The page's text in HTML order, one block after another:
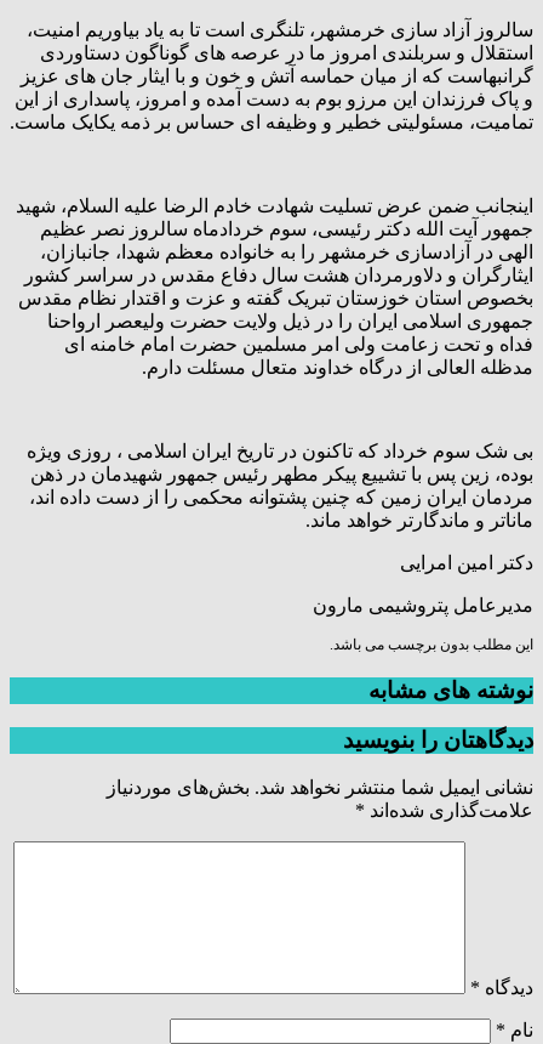
سالروز آزاد سازی خرمشهر، تلنگری است تا به یاد بیاوریم امنیت،
استقلال و سربلندی امروز ما در عرصه های گوناگون دستاوردی
گرانبهاست که از میان حماسه آتش و خون و با ایثار جان های عزیز
و پاک فرزندان این مرزو بوم به دست آمده و امروز، پاسداری از این
تمامیت، مسئولیتی خطیر و وظیفه ای حساس بر ذمه یکایک ماست.
اینجانب ضمن عرض تسلیت شهادت خادم الرضا علیه السلام، شهید
جمهور آیت الله دکتر رئیسی، سوم خردادماه سالروز نصر عظیم
الهی در آزادسازی خرمشهر را به خانواده معظم شهدا، جانبازان،
ایثارگران و دلاورمردان هشت سال دفاع مقدس در سراسر کشور
بخصوص استان خوزستان تبریک گفته و عزت و اقتدار نظام مقدس
جمهوری اسلامی ایران را در ذیل ولایت حضرت ولیعصر ارواحنا
فداه و تحت زعامت ولی امر مسلمین حضرت امام خامنه ای
مدظله العالی ا‌ز درگاه خداوند متعال مسئلت دارم.
بی شک سوم خرداد که تاکنون در تاریخ ایران اسلامی ، روزی ویژه
بوده، زین پس با تشییع پیکر مطهر رئیس جمهور شهیدمان در ذهن
مردمان ایران زمین که چنین پشتوانه محکمی را از دست داده اند،
ماناتر و ماندگارتر خواهد ماند.
دکتر امین امرایی
مدیرعامل پتروشیمی مارون
این مطلب بدون برچسب می باشد.
نوشته های مشابه
دیدگاهتان را بنویسید
نشانی ایمیل شما منتشر نخواهد شد. بخش‌های موردنیاز
علامت‌گذاری شده‌اند *
دیدگاه *
نام *